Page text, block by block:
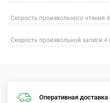
Скорость произвольного чтения
Скорость произвольной записи
Оперативная